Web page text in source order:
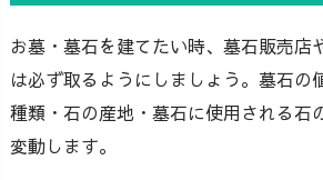
お墓・墓石を建てたい時、墓石販売店
は必ず取るようにしましょう。墓石の
種類・石の産地・墓石に使用される石
変動します。